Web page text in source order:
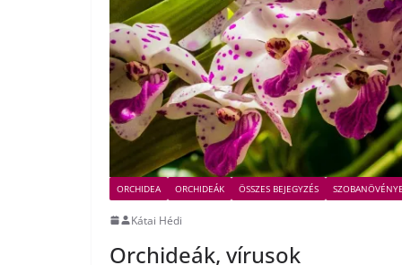
ORCHIDEA ORCHIDEÁK ÖSSZES BEJEGYZÉS
Kátai Hédi
Orchideák, vírusok